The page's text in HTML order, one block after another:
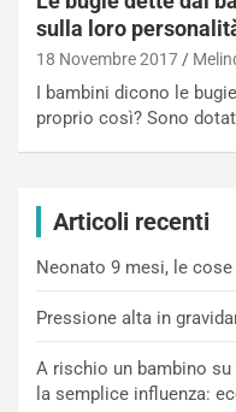
sulla loro
18 Novembre 2017
I bambini dicono le
proprio così? Sono
Articoli recenti
Neonato 9 mesi, le
Pressione alta in
A rischio un bambino su
la semplice influenza: